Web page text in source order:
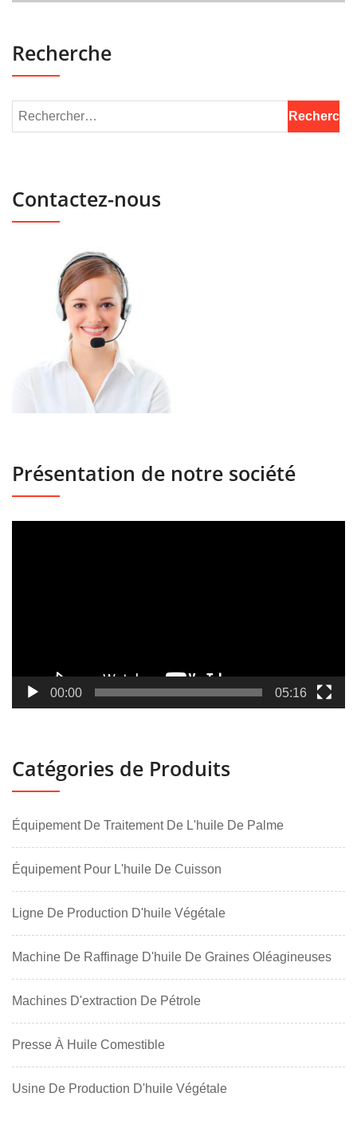
Recherche
Contactez-nous
Présentation de notre société
00:00 05:16
Catégories de Produits
Équipement De Traitement De L'huile De Palme
Équipement Pour L'huile De Cuisson
Ligne De Production D'huile Végétale
Machine De Raffinage D'huile De Graines Oléagineuses
Machines D'extraction De Pétrole
Presse À Huile Comestible
Usine De Production D'huile Végétale